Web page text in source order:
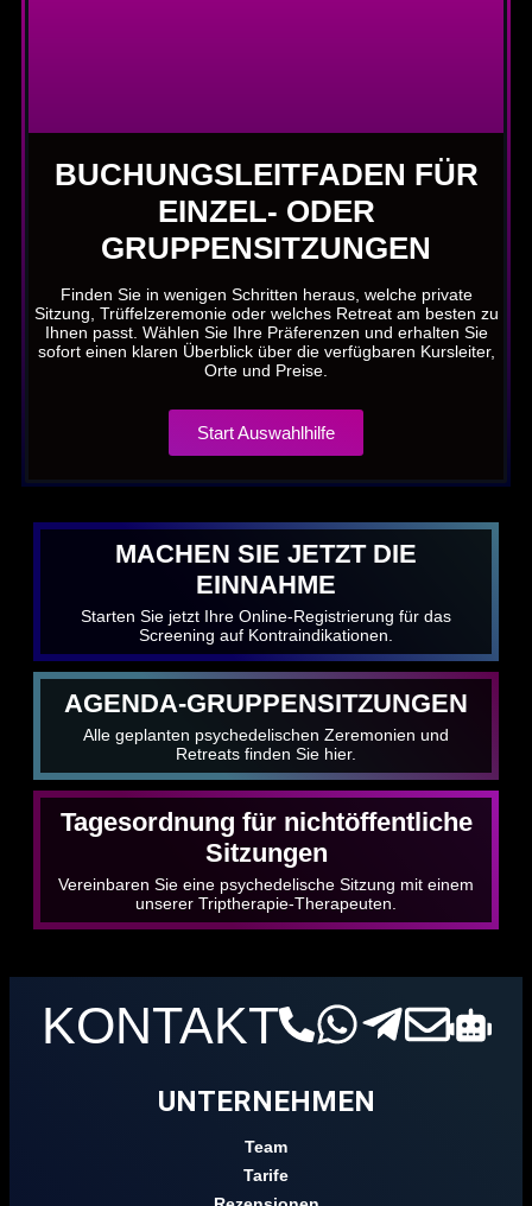
BUCHUNGSLEITFADEN FÜR
EINZEL- ODER
GRUPPENSITZUNGEN
Finden Sie in wenigen Schritten heraus, welche private
Sitzung, Trüffelzeremonie oder welches Retreat am besten zu
Ihnen passt. Wählen Sie Ihre Präferenzen und erhalten Sie
sofort einen klaren Überblick über die verfügbaren Kursleiter,
Orte und Preise.
Start Auswahlhilfe
MACHEN SIE JETZT DIE
EINNAHME
Starten Sie jetzt Ihre Online-Registrierung für das
Screening auf Kontraindikationen.
AGENDA-GRUPPENSITZUNGEN
Alle geplanten psychedelischen Zeremonien und
Retreats finden Sie hier.
Tagesordnung für nichtöffentliche
Sitzungen
Vereinbaren Sie eine psychedelische Sitzung mit einem
unserer Triptherapie-Therapeuten.
KONTAKT
UNTERNEHMEN
Team
Tarife